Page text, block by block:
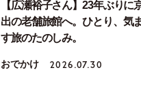
【広瀬裕子さん】23年ぶりに
出の老舗旅館へ。ひとり、気
す旅のたのしみ。
おでかけ 2026.07.30